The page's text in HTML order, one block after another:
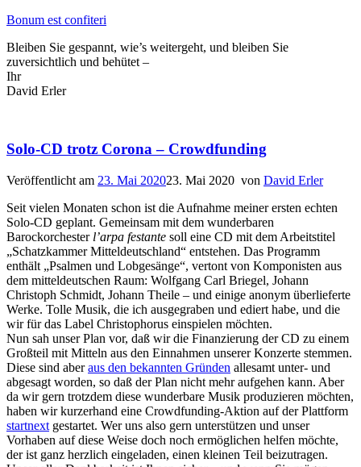
Bonum est confiteri
Bleiben Sie gespannt, wie’s weitergeht, und bleiben Sie
zuversichtlich und behütet –
Ihr
David Erler
Solo-CD trotz Corona – Crowdfunding
Veröffentlicht am 23. Mai 202023. Mai 2020 von David Erler
Seit vielen Monaten schon ist die Aufnahme meiner ersten echten
Solo-CD geplant. Gemeinsam mit dem wunderbaren
Barockorchester l’arpa festante soll eine CD mit dem Arbeitstitel
„Schatzkammer Mitteldeutschland“ entstehen. Das Programm
enthält „Psalmen und Lobgesänge“, vertont von Komponisten aus
dem mitteldeutschen Raum: Wolfgang Carl Briegel, Johann
Christoph Schmidt, Johann Theile – und einige anonym überlieferte
Werke. Tolle Musik, die ich ausgegraben und ediert habe, und die
wir für das Label Christophorus einspielen möchten.
Nun sah unser Plan vor, daß wir die Finanzierung der CD zu einem
Großteil mit Mitteln aus den Einnahmen unserer Konzerte stemmen.
Diese sind aberaus den bekannten Gründen allesamt unter- und
abgesagt worden, so daß der Plan nicht mehr aufgehen kann. Aber
da wir gern trotzdem diese wunderbare Musik produzieren möchten,
haben wir kurzerhand eine Crowdfunding-Aktion auf der Plattform
startnext gestartet. Wer uns also gern unterstützen und unser
Vorhaben auf diese Weise doch noch ermöglichen helfen möchte,
der ist ganz herzlich eingeladen, einen kleinen Teil beizutragen.